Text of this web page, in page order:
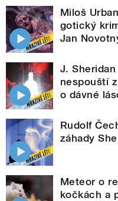
Miloš
gotický
Jan
J.
nespouští
o dávné
Rudolf
záhady
Meteor o
kočkách a